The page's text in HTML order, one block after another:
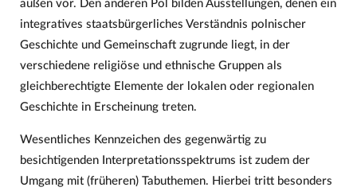
außen vor. Den anderen Pol bilden Ausstellungen, denen ein
integratives staatsbürgerliches Verständnis polnischer
Geschichte und Gemeinschaft zugrunde liegt, in der
verschiedene religiöse und ethnische Gruppen als
gleichberechtigte Elemente der lokalen oder regionalen
Geschichte in Erscheinung treten.
Wesentliches Kennzeichen des gegenwärtig zu
besichtigenden Interpretationsspektrums ist zudem der
Umgang mit (früheren) Tabuthemen. Hierbei tritt besonders